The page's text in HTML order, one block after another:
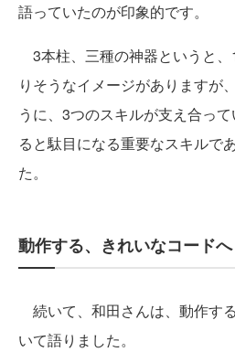
語っていたのが印象的です。
3本柱、三種の神器というと
りそうなイメージがありますが
うに、3つのスキルが支え合っ
ると駄目になる重要なスキルで
た。
動作する、きれいなコードへ
続いて、和田さんは、動作す
いて語りました。